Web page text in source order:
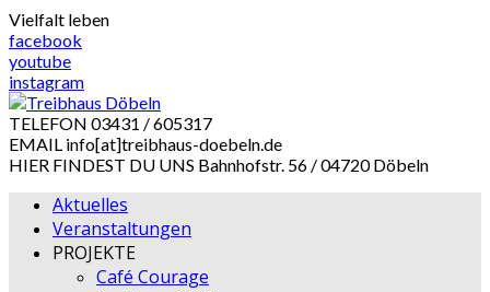
Skip
to
content
Vielfalt leben
facebook
youtube
instagram
TELEFON 03431 / 605317
EMAIL info[at]treibhaus-doebeln.de
HIER FINDEST DU UNS Bahnhofstr. 56 / 04720 Döbeln
Aktuelles
Veranstaltungen
PROJEKTE
Café Courage